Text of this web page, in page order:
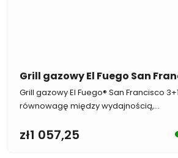
Grill gazowy El Fuego San
zł1 057,25
Grill gazowy El Fuego® San Francisco
równowagę między wydajnością,...